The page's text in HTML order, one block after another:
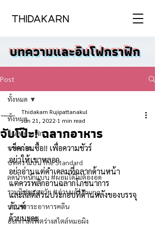
บทความและอินโฟกราฟิก
Post
ทั้งหมด
อินโฟกราฟิก
บทความ
บทความบน The Standard
ลดน้ำหนักแบบ #ผอมได้ไม่ต้องอด
รวมทิปชะลอวัย #อ่านแล้วYoung
นานาสาระอาหารคลีน
ออกกำลังฟิตร่างสไตล์หมอผิง
ทั้งหมด
จับโป๊ะ! ฉลากอาหาร
Thidakarn Rujipattanakul
Jun 21, 2022 1 min read
เช็คก่อนซื้อ!! เพื่อความชัวร์
อย่าให้เขาหลอก
อย่าอ่านแต่คำเคลมที่ฉลากด้านหน้า
แต่ควรพลิกอ่านฉลากโภชนาการ
และลิสต์ส่วนประกอบที่ด้านหลังของบรรจุ
ภัณฑ์
ด้วยนะคะ